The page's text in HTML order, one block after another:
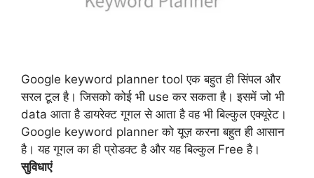
Google keyword planner tool एक बहुत ही सिंपल और
सरल टूल है। जिसको कोई भी use कर सकता है। इसमें जो भी
data आता है डायरेक्ट गूगल से आता है वह भी बिल्कुल एक्यूरेट।
Google keyword planner को यूज़ करना बहुत ही आसान
है। यह गूगल का ही प्रोडक्ट है और यह बिल्कुल Free है।
सुविधाएं